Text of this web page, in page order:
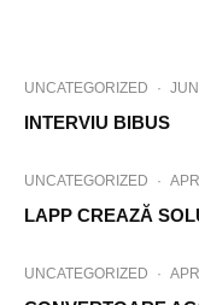
UNCATEGORIZED ·
INTERVIU BIBUS
UNCATEGORIZED ·
LAPP CREAZĂ
UNCATEGORIZED ·